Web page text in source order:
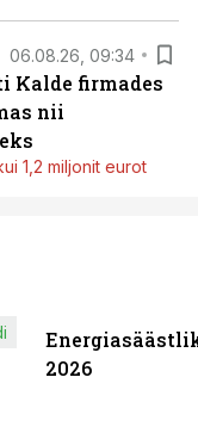
06.08.26, 09:34
Kalde firmades
nii
1,2 miljonit eurot
2026